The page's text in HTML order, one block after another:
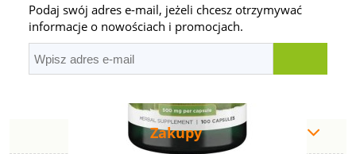
Podaj swój adres e-mail, jeżeli chcesz otrzymywać
informacje o nowościach i promocjach.
Zakupy